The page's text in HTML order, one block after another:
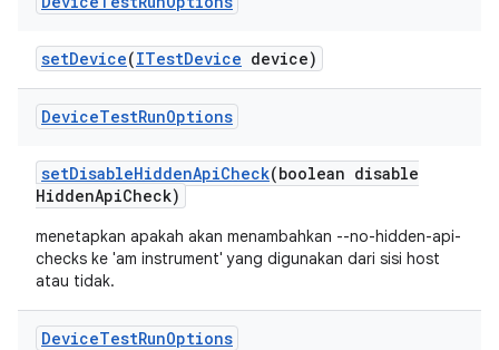
setDevice(ITestDevice device)
DeviceTestRunOptions
setDisableHiddenApiCheck(boolean disable
HiddenApiCheck)
menetapkan apakah akan menambahkan --no-hidden-api-
checks ke 'am instrument' yang digunakan dari sisi host
atau tidak.
DeviceTestRunOptions